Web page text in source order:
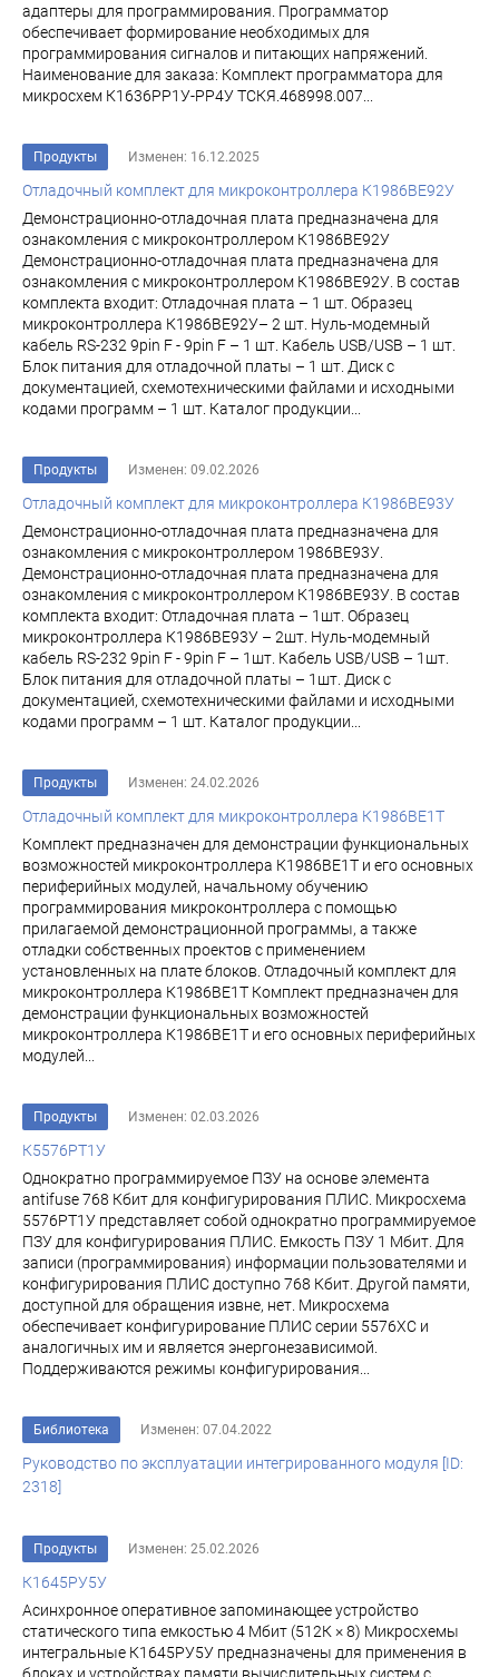
адаптеры для программирования. Программатор
обеспечивает формирование необходимых для
программирования сигналов и питающих напряжений.
Наименование для заказа: Комплект программатора для
микросхем К1636РР1У-РР4У ТСКЯ.468998.007...
Продукты Изменен: 16.12.2025
Отладочный комплект для микроконтроллера К1986ВЕ92У
Демонстрационно-отладочная плата предназначена для
ознакомления с микроконтроллером К1986ВЕ92У
Демонстрационно-отладочная плата предназначена для
ознакомления с микроконтроллером К1986ВЕ92У. В состав
комплекта входит: Отладочная плата – 1 шт. Образец
микроконтроллера К1986ВЕ92У– 2 шт. Нуль-модемный
кабель RS-232 9pin F - 9pin F – 1 шт. Кабель USB/USB – 1 шт.
Блок питания для отладочной платы – 1 шт. Диск с
документацией, схемотехническими файлами и исходными
кодами программ – 1 шт. Каталог продукции...
Продукты Изменен: 09.02.2026
Отладочный комплект для микроконтроллера К1986ВЕ93У
Демонстрационно-отладочная плата предназначена для
ознакомления с микроконтроллером 1986ВЕ93У.
Демонстрационно-отладочная плата предназначена для
ознакомления с микроконтроллером К1986ВЕ93У. В состав
комплекта входит: Отладочная плата – 1шт. Образец
микроконтроллера К1986ВЕ93У – 2шт. Нуль-модемный
кабель RS-232 9pin F - 9pin F – 1шт. Кабель USB/USB – 1шт.
Блок питания для отладочной платы – 1шт. Диск с
документацией, схемотехническими файлами и исходными
кодами программ – 1 шт. Каталог продукции...
Продукты Изменен: 24.02.2026
Отладочный комплект для микроконтроллера К1986ВЕ1Т
Комплект предназначен для демонстрации функциональных
возможностей микроконтроллера К1986ВЕ1Т и его основных
периферийных модулей, начальному обучению
программирования микроконтроллера с помощью
прилагаемой демонстрационной программы, а также
отладки собственных проектов с применением
установленных на плате блоков. Отладочный комплект для
микроконтроллера К1986ВЕ1Т Комплект предназначен для
демонстрации функциональных возможностей
микроконтроллера К1986ВЕ1Т и его основных периферийных
модулей...
Продукты Изменен: 02.03.2026
К5576РТ1У
Однократно программируемое ПЗУ на основе элемента
antifuse 768 Кбит для конфигурирования ПЛИС. Микросхема
5576РТ1У представляет собой однократно программируемое
ПЗУ для конфигурирования ПЛИС. Емкость ПЗУ 1 Мбит. Для
записи (программирования) информации пользователями и
конфигурирования ПЛИС доступно 768 Кбит. Другой памяти,
доступной для обращения извне, нет. Микросхема
обеспечивает конфигурирование ПЛИС серии 5576ХС и
аналогичных им и является энергонезависимой.
Поддерживаются режимы конфигурирования...
Библиотека Изменен: 07.04.2022
Руководство по эксплуатации интегрированного модуля [ID:
2318]
Продукты Изменен: 25.02.2026
К1645РУ5У
Асинхронное оперативное запоминающее устройство
статического типа емкостью 4 Мбит (512К × 8) Микросхемы
интегральные К1645РУ5У предназначены для применения в